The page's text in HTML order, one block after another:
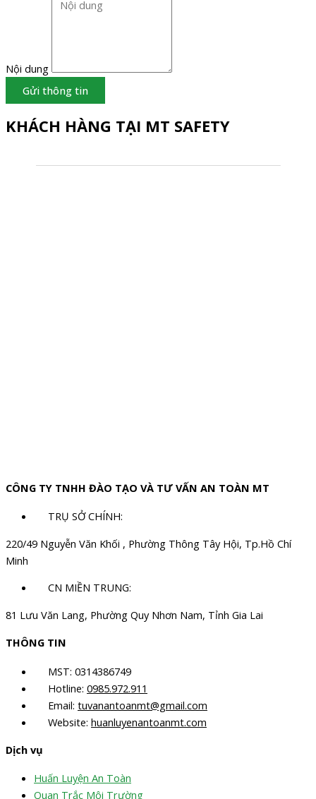
Nội dung
Gửi thông tin
KHÁCH HÀNG TẠI MT SAFETY
CÔNG TY TNHH ĐÀO TẠO VÀ TƯ VẤN AN TOÀN MT
TRỤ SỞ CHÍNH:
220/49 Nguyễn Văn Khối , Phường Thông Tây Hội, Tp.Hồ Chí
Minh
CN MIỀN TRUNG:
81 Lưu Văn Lang, Phường Quy Nhơn Nam, Tỉnh Gia Lai
THÔNG TIN
MST: 0314386749
Hotline: 0985.972.911
Email: tuvanantoanmt@gmail.com
Website: huanluyenantoanmt.com
Dịch vụ
Huấn Luyện An Toàn
Quan Trắc Môi Trường